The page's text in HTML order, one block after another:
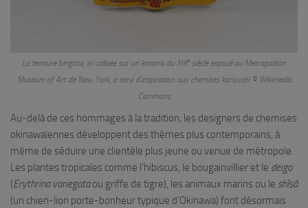
La teinture bingata, ici utilisée sur un kimono du XIXe siècle exposé au Metropolitan
Museum of Art de New York, a servi d’inspiration aux chemises kariyushi © Wikimedia
Commons
Au-delà de ces hommages à la tradition, les designers de chemises
okinawaïennes développent des thèmes plus contemporains, à
même de séduire une clientèle plus jeune ou venue de métropole.
Les plantes tropicales comme l’hibiscus, le bougainvillier et le deigo
(Erythrina variegataou griffe de tigre), les animaux marins ou le shîsâ
(un chien-lion porte-bonheur typique d’Okinawa) font désormais